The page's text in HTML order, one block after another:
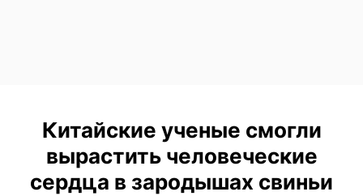
Китайские ученые смогли
вырастить человеческие
сердца в зародышах свиньи